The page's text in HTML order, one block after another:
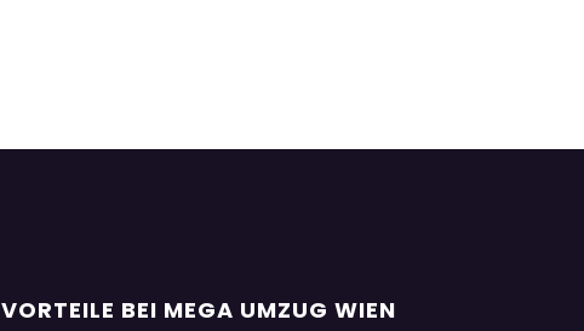
VORTEILE BEI MEGA UMZUG WIEN